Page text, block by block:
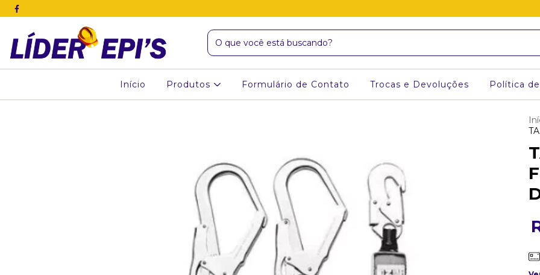
Início Produtos Formulário de Contato Trocas e Devoluções Política